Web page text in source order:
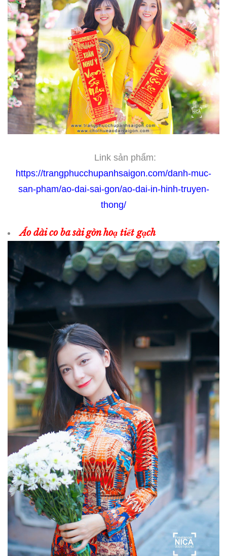
Link sản phẩm:
https://trangphucchupanhsaigon.com/danh-muc-
san-pham/ao-dai-sai-gon/ao-dai-in-hinh-truyen-
thong/
Áo dài co ba sài gòn hoạ tiết gạch